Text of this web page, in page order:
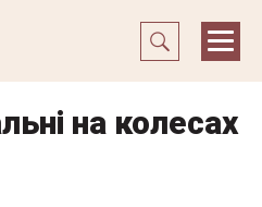
на колесах